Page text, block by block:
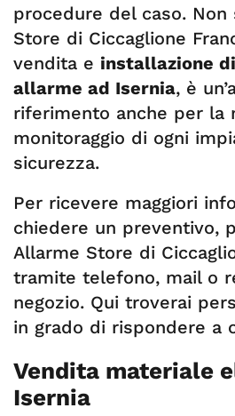
procedure del caso. Non
Store di Ciccaglione
vendita e installazione
allarme ad Isernia, è
riferimento anche per la
monitoraggio di ogni
sicurezza.
Per ricevere maggiori
chiedere un preventivo,
Allarme Store di
tramite telefono, mail o
negozio. Qui troverai
in grado di rispondere a
Vendita materiale
Isernia